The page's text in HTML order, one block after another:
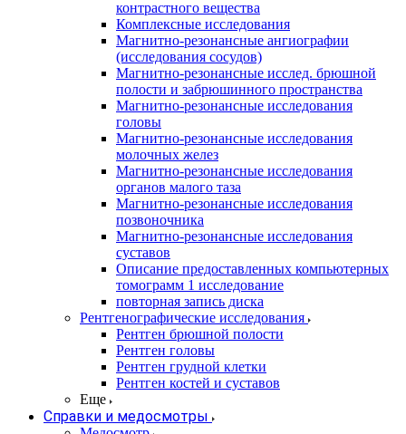
контрастного вещества
Комплексные исследования
Магнитно-резонансные ангиографии
(исследования сосудов)
Магнитно-резонансные исслед. брюшной
полости и забрюшинного пространства
Магнитно-резонансные исследования
головы
Магнитно-резонансные исследования
молочных желез
Магнитно-резонансные исследования
органов малого таза
Магнитно-резонансные исследования
позвоночника
Магнитно-резонансные исследования
суставов
Описание предоставленных компьютерных
томограмм 1 исследование
повторная запись диска
Рентгенографические исследования
Рентген брюшной полости
Рентген головы
Рентген грудной клетки
Рентген костей и суставов
Еще
Справки и медосмотры